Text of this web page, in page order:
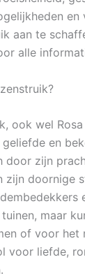
aan te
alle
ook wel
en
door zijn
zijn doornige
maar
of voor het
voor liefde,